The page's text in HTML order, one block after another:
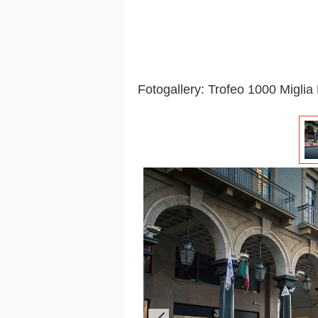
Fotogallery: Trofeo 1000 Miglia